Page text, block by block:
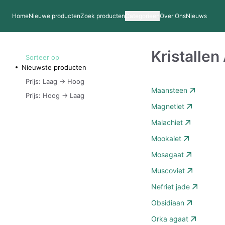
HomeNieuwe productenZoek producten Over OnsNieuws
Sorteer op
Nieuwste producten
Prijs: Laag -> Hoog
Prijs: Hoog -> Laag
Kristallen
Maansteen
Magnetiet
Malachiet
Mookaiet
Mosagaat
Muscoviet
Nefriet jade
Obsidiaan
Orka agaat